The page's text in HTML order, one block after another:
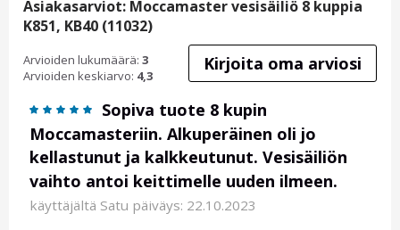
Asiakasarviot: Moccamaster vesisäiliö 8 kuppia
K851, KB40 (11032)
Arvioiden lukumäärä: 3
Arvioiden keskiarvo: 4,3
Kirjoita oma arviosi
Sopiva tuote 8 kupin
Moccamasteriin. Alkuperäinen oli jo
kellastunut ja kalkkeutunut. Vesisäiliön
vaihto antoi keittimelle uuden ilmeen.
käyttäjältä Satu päiväys: 22.10.2023